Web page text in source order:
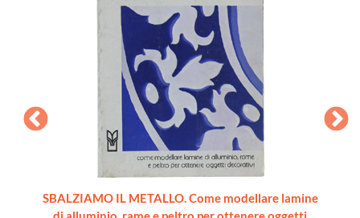
SBALZIAMO IL METALLO. Come modellare lamine